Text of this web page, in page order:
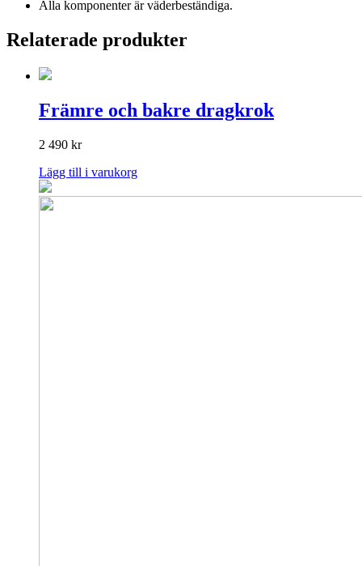
Alla komponenter är väderbeständiga.
Relaterade produkter
Främre och bakre dragkrok
2 490 kr
Lägg till i varukorg